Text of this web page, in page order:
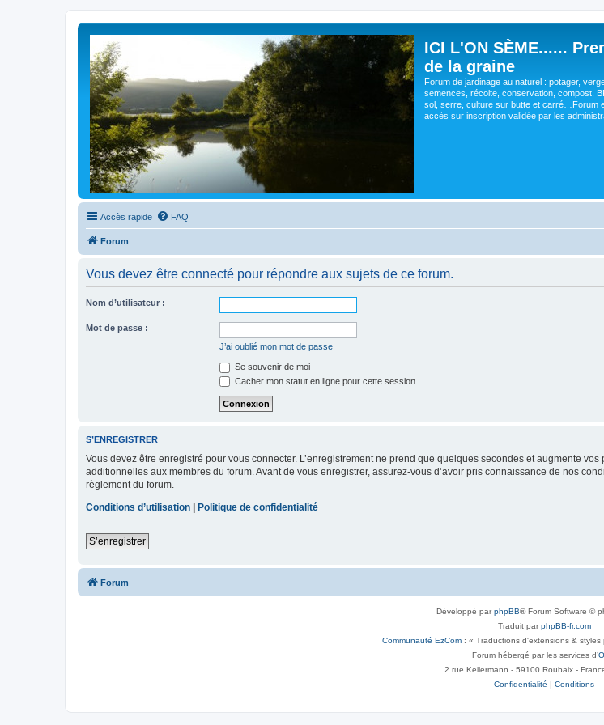
ICI L'ON SÈME......
de la graine
Forum de jardinage au naturel : potager,
semences, récolte, conservation, compost,
sol, serre, culture sur butte et carré…Forum
accès sur inscription validée par les
Accès rapide FAQ
Forum
Vous devez être connecté pour répondre aux sujets de ce forum.
Nom d’utilisateur :
Mot de passe :
J’ai oublié mon mot de passe
Se souvenir de moi
Cacher mon statut en ligne pour cette session
S’ENREGISTRER
Vous devez être enregistré pour vous connecter. L’enregistrement ne prend que quelques secondes et augmente
additionnelles aux membres du forum. Avant de vous enregistrer, assurez-vous d’avoir pris connaissance de nos
règlement du forum.
Conditions d’utilisation | Politique de confidentialité
S’enregistrer
Forum
Développé parphpBB® Forum Software ©
Traduit parphpBB-fr.com
Communauté EzCom : « Traductions d'extensions &
Forum hébergé par les services d’
2 rue Kellermann - 59100 Roubaix -
Confidentialité | Conditions